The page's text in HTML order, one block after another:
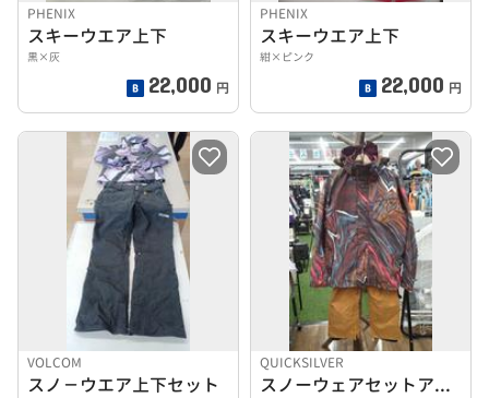
PHENIX
スキーウエア上下
黒×灰
22,000 円
PHENIX
スキーウエア上下
紺×ピンク
22,000 円
VOLCOM
スノ－ウエア上下セット
QUICKSILVER
スノーウェアセットアップ